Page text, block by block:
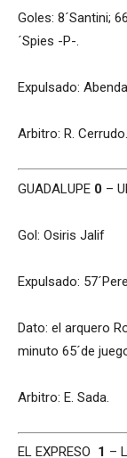
Goles: 8´Santini;
´Spies -P-.
Expulsado:
Arbitro: R. Cerrudo.
GUADALUPE 0 –
Gol: Osiris Jalif
Expulsado:
Dato: el arquero
minuto 65´de
Arbitro: E. Sada.
EL EXPRESO 1 –